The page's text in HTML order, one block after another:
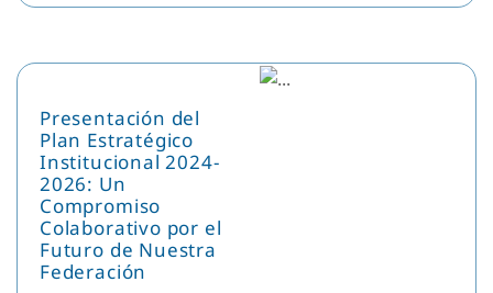
Presentación del
Plan Estratégico
Institucional 2024-
2026: Un
Compromiso
Colaborativo por el
Futuro de Nuestra
Federación